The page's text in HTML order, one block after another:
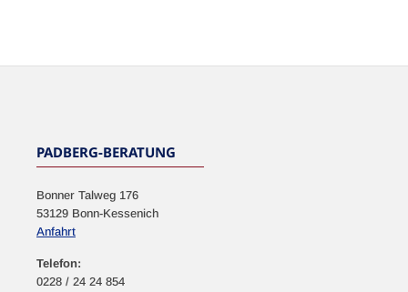
NEWSLETTER
PADBERG-BERATUNG
Bonner Talweg 176
53129 Bonn-Kessenich
Anfahrt
Telefon:
0228 / 24 24 854